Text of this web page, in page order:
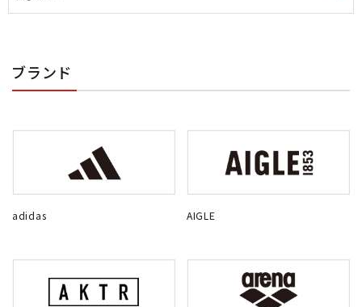
ブランド
adidas AIGLE